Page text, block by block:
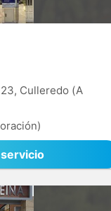
Culleredo (A